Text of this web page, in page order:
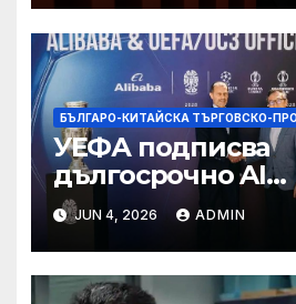
БЪЛГАРО-КИТАЙСКА ТЪРГОВСКО-
УЕФА подписва
дългосрочно AI
партньорство с
JUN 4, 2026 ADMIN